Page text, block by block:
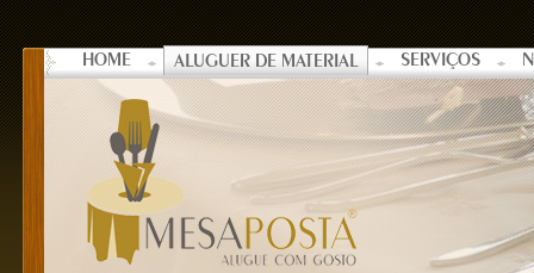
HOME ALUGUER DE MATERIAL SERVIÇOS